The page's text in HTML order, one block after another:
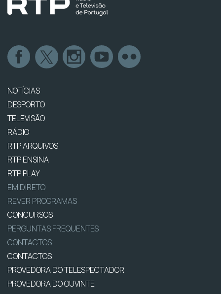
NOTÍCIAS
DESPORTO
TELEVISÃO
RÁDIO
RTP ARQUIVOS
RTP ENSINA
RTP PLAY
EM DIRETO
REVER PROGRAMAS
CONCURSOS
PERGUNTAS FREQUENTES
CONTACTOS
CONTACTOS
PROVEDORA DO TELESPECTADOR
PROVEDORA DO OUVINTE